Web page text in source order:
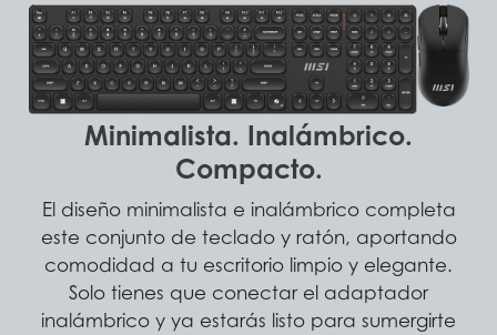
Minimalista. Inalámbrico.
Compacto.
El diseño minimalista e inalámbrico completa
este conjunto de teclado y ratón, aportando
comodidad a tu escritorio limpio y elegante.
Solo tienes que conectar el adaptador
inalámbrico y ya estarás listo para sumergirte